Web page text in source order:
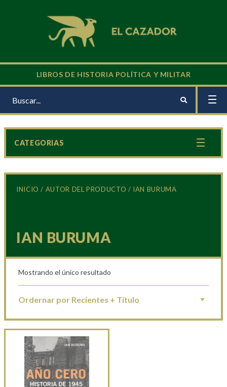
LIBROS DE HISTORIA POLÍTICA Y MILITAR
INICIO / AUTOR DEL PRODUCTO / IAN BURUMA
IAN BURUMA
Mostrando el único resultado
CATEGORIAS